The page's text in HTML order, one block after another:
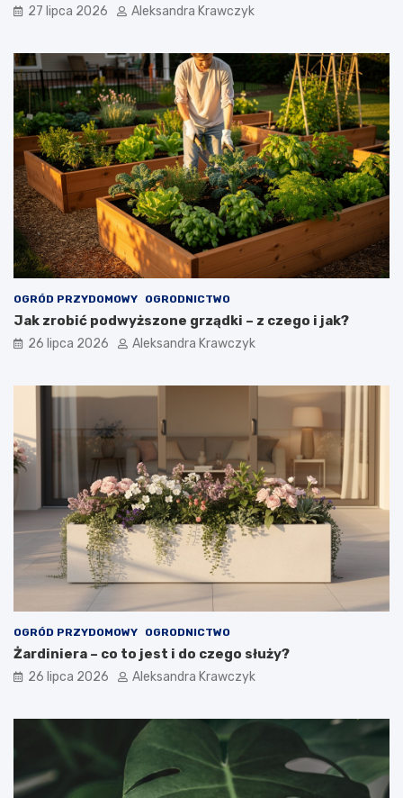
27 lipca 2026 Aleksandra Krawczyk
OGRÓD PRZYDOMOWY OGRODNICTWO
Jak zrobić podwyższone grządki – z czego i jak?
26 lipca 2026 Aleksandra Krawczyk
OGRÓD PRZYDOMOWY OGRODNICTWO
Żardiniera – co to jest i do czego służy?
26 lipca 2026 Aleksandra Krawczyk